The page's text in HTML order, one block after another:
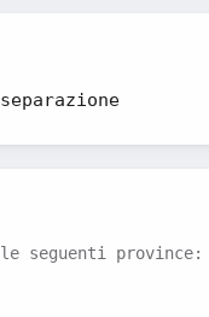
seguenti province: